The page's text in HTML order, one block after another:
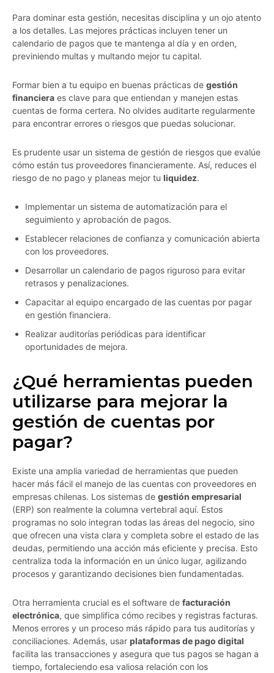
Para dominar esta gestión, necesitas disciplina y un ojo atento
a los detalles. Las mejores prácticas incluyen tener un
calendario de pagos que te mantenga al día y en orden,
previniendo multas y multando mejor tu capital.
Formar bien a tu equipo en buenas prácticas de gestión
financiera es clave para que entiendan y manejen estas
cuentas de forma certera. No olvides auditarte regularmente
para encontrar errores o riesgos que puedas solucionar.
Es prudente usar un sistema de gestión de riesgos que evalúe
cómo están tus proveedores financieramente. Así, reduces el
riesgo de no pago y planeas mejor tu liquidez.
Implementar un sistema de automatización para el
seguimiento y aprobación de pagos.
Establecer relaciones de confianza y comunicación abierta
con los proveedores.
Desarrollar un calendario de pagos riguroso para evitar
retrasos y penalizaciones.
Capacitar al equipo encargado de las cuentas por pagar
en gestión financiera.
Realizar auditorías periódicas para identificar
oportunidades de mejora.
¿Qué herramientas pueden
utilizarse para mejorar la
gestión de cuentas por
pagar?
Existe una amplia variedad de herramientas que pueden
hacer más fácil el manejo de las cuentas con proveedores en
empresas chilenas. Los sistemas de gestión empresarial
(ERP) son realmente la columna vertebral aquí. Estos
programas no solo integran todas las áreas del negocio, sino
que ofrecen una vista clara y completa sobre el estado de las
deudas, permitiendo una acción más eficiente y precisa. Esto
centraliza toda la información en un único lugar, agilizando
procesos y garantizando decisiones bien fundamentadas.
Otra herramienta crucial es el software de facturación
electrónica, que simplifica cómo recibes y registras facturas.
Menos errores y un proceso más rápido para tus auditorías y
conciliaciones. Además, usar plataformas de pago digital
facilita las transacciones y asegura que tus pagos se hagan a
tiempo, fortaleciendo esa valiosa relación con los